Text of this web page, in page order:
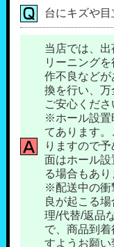
台にキズや
当店では、
リーニング
作不良など
換を行い、万
ご安心くださ
※ホール設置
てあります
りますので
面はホール
る場合もあり
※配送中の衝
良が起こる
理/代替/返品
で、商品到
すようお願い